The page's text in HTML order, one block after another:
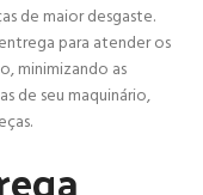
de maior desgaste.
para atender os
minimizando as
de seu maquinário,